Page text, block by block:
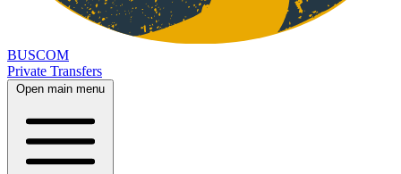
BUSCOM
Private Transfers
Open main menu